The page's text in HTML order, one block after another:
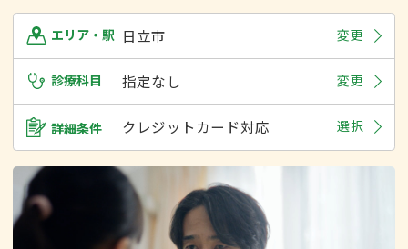
エリア・駅 日立市 変更
診療科目 指定なし 変更
詳細条件 クレジットカード対応 選択